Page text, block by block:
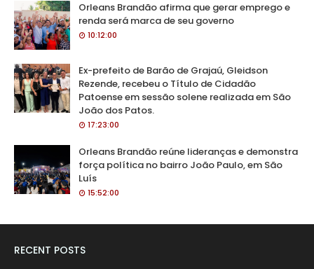
Orleans Brandão afirma que gerar emprego e
renda será marca de seu governo
10:12:00
Ex-prefeito de Barão de Grajaú, Gleidson
Rezende, recebeu o Título de Cidadão
Patoense em sessão solene realizada em São
João dos Patos.
17:23:00
Orleans Brandão reúne lideranças e demonstra
força política no bairro João Paulo, em São
Luís
15:52:00
RECENT POSTS